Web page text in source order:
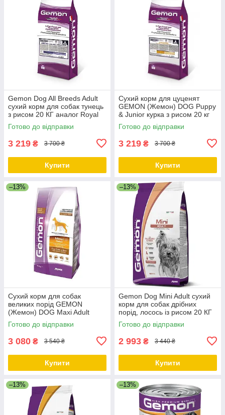
Gemon Dog All Breeds Adult
сухий корм для собак тунець
з рисом 20 КГ аналог Royal
Canin Club CC Adult
Готово до відправки
3 219 ₴ 3 700 ₴
Купити
Сухий корм для цуценят
GEMON (Жемон) DOG Puppy
& Junior курка з рисом 20 кг
Готово до відправки
3 219 ₴ 3 700 ₴
Купити
–13%
Сухий корм для собак
великих порід GEMON
(Жемон) DOG Maxi Adult
курка з рисом 20 кг
Готово до відправки
3 080 ₴ 3 540 ₴
Купити
–13%
Gemon Dog Mini Adult сухий
корм для собак дрібних
порід, лосось із рисом 20 КГ
Готово до відправки
2 993 ₴ 3 440 ₴
Купити
–13% –13%